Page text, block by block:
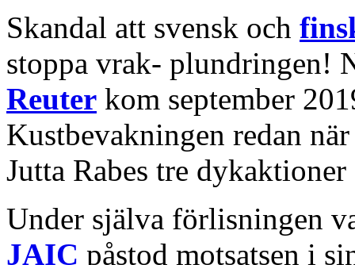
Skandal att svensk och
stoppa vrak- plundringen!
Reuter kom september
Kustbevakningen redan
Jutta Rabes tre
Under själva förlisningen
JAIC påstod motsatsen i